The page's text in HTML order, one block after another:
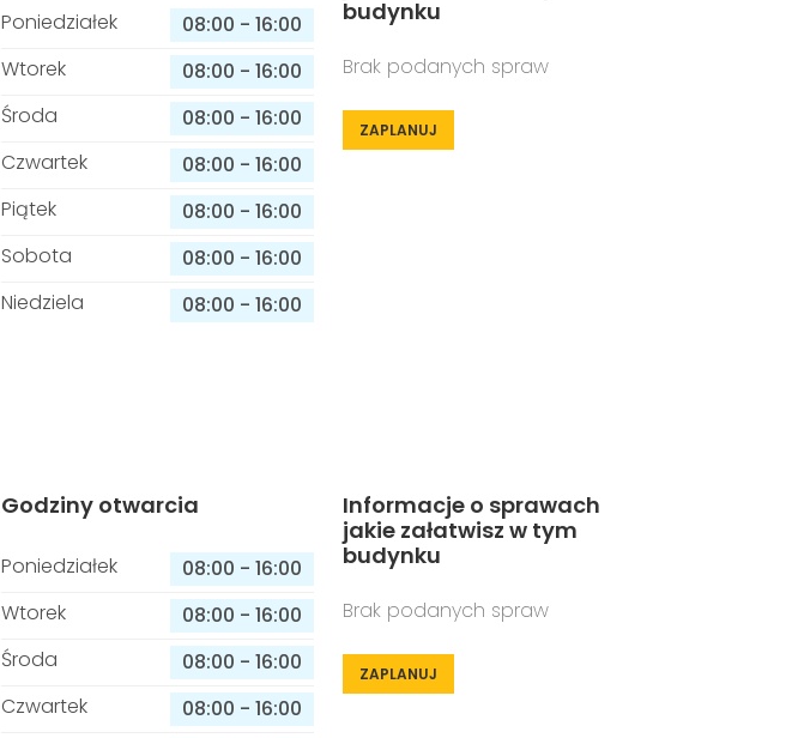
Poniedziałek 08:00 - 16:00
Wtorek
08:00 - 16:00
Środa
08:00 - 16:00
Czwartek
08:00 - 16:00
Piątek
08:00 - 16:00
Sobota
08:00 - 16:00
Niedziela
08:00 - 16:00
budynku
Brak podanych spraw
ZAPLANUJ
Godziny otwarcia
Poniedziałek 08:00 - 16:00
Wtorek
08:00 - 16:00
Środa
08:00 - 16:00
Czwartek
08:00 - 16:00
Informacje o sprawach
jakie załatwisz w tym
budynku
Brak podanych spraw
ZAPLANUJ